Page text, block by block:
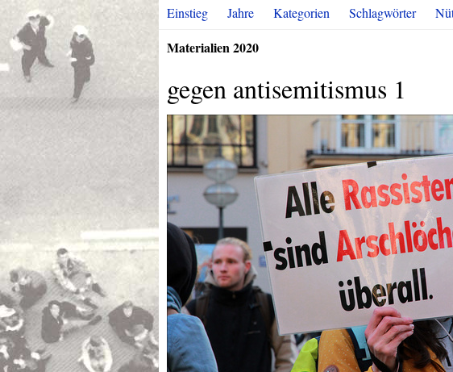
Einstieg Jahre Kategorien Schlagwörter
Materialien 2020
gegen antisemitismus 1